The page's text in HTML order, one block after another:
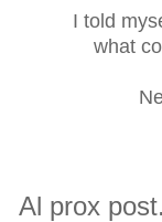
I told
what
Al prox